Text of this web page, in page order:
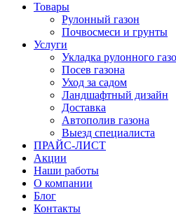
Товары
Рулонный газон
Почвосмеси и грунты
Услуги
Укладка рулонного
Посев газона
Уход за садом
Ландшафтный дизайн
Доставка
Автополив газона
Выезд специалиста
ПРАЙС-ЛИСТ
Акции
Наши работы
О компании
Блог
Контакты